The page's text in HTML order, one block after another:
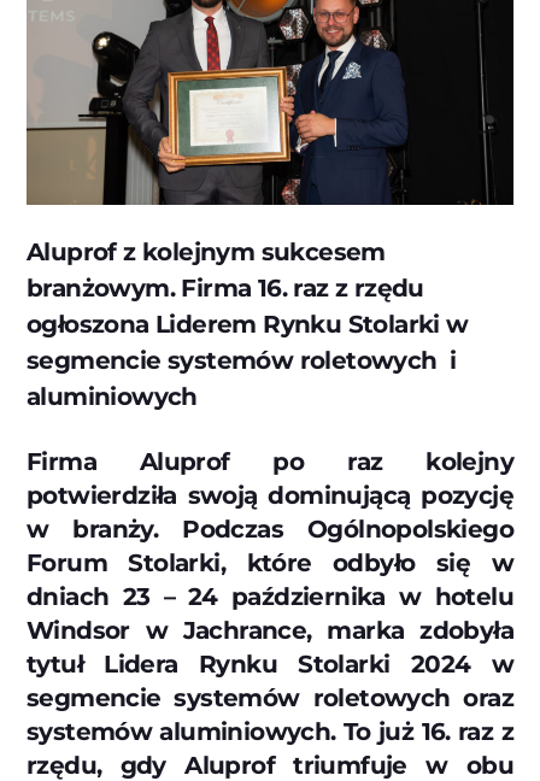
Aluprof z kolejnym sukcesem
branżowym. Firma 16. raz z rzędu
ogłoszona Liderem Rynku Stolarki w
segmencie systemów roletowych i
aluminiowych
Firma Aluprof po raz kolejny
potwierdziła swoją dominującą pozycję
w branży. Podczas Ogólnopolskiego
Forum Stolarki, które odbyło się w
dniach 23 – 24 października w hotelu
Windsor w Jachrance, marka zdobyła
tytuł Lidera Rynku Stolarki 2024 w
segmencie systemów roletowych oraz
systemów aluminiowych. To już 16. raz z
rzędu, gdy Aluprof triumfuje w obu